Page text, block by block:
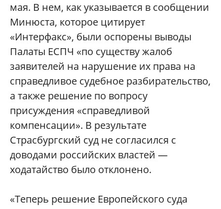
мая. В нем, как указывается в сообщении
Минюста, которое цитирует
«Интерфакс», были оспорены выводы
Палаты ЕСПЧ «по существу жалоб
заявителей на нарушение их права на
справедливое судебное разбирательство,
а также решение по вопросу
присуждения «справедливой
компенсации». В результате
Страсбургский суд не согласился с
доводами российских властей —
ходатайство было отклонено.
«Теперь решение Европейского суда